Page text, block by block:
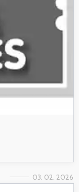
03. 02. 2026